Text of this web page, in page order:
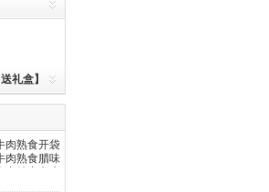
礼盒】
肉熟食开袋
肉熟食腊味
东特产卤牛